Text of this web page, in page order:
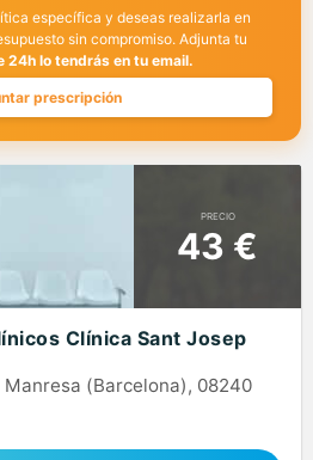
específica y deseas realizarla en
sin compromiso. Adjunta tu
24h lo tendrás en tu email.
prescripción
PRECIO
43 €
Clínica Sant Josep
Manresa (Barcelona), 08240